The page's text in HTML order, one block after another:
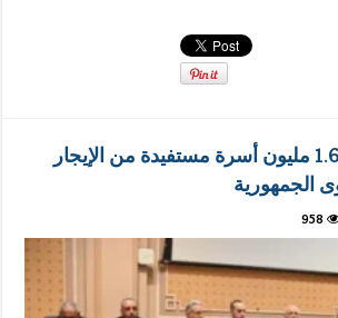
التعبئة والإحصاء: 1.6 مليون أسرة مستفيدة من الإيجار
الجمهورية
958